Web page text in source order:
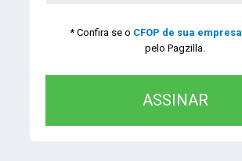
* Confira se o CFOP de sua empresa
pelo Pagzilla.
ASSINAR